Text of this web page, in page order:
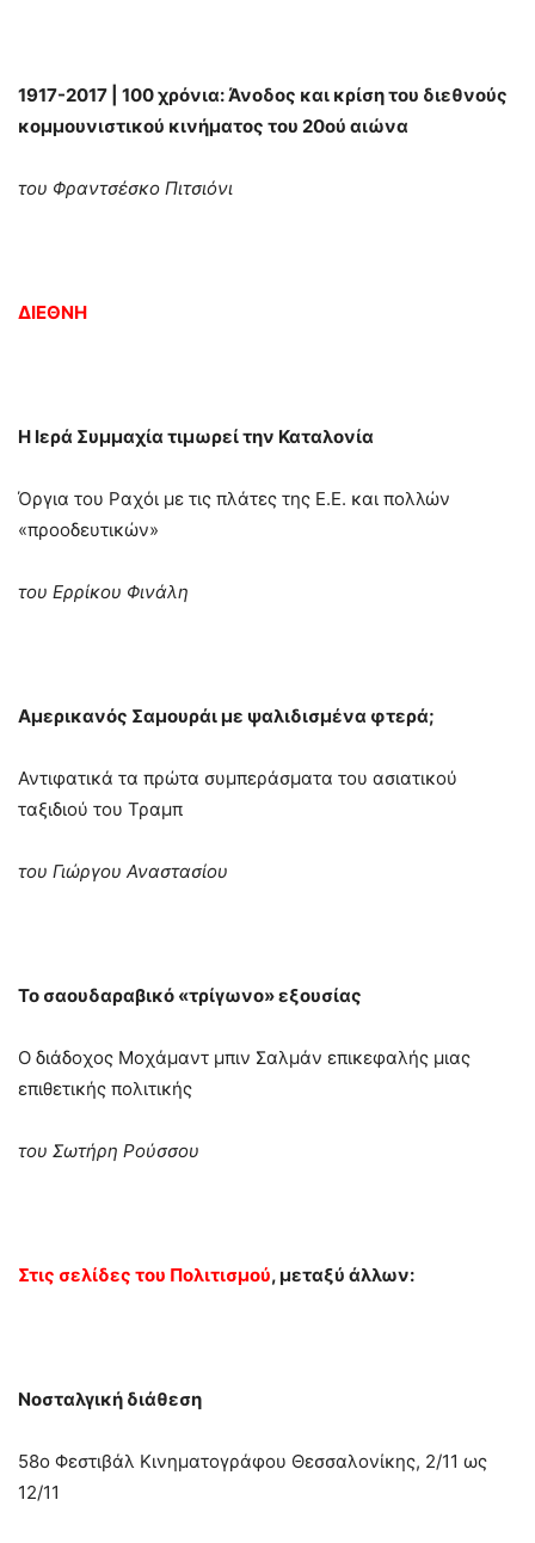
1917-2017 | 100 χρόνια: Άνοδος και κρίση του διεθνούς
κομμουνιστικού κινήματος του 20ού αιώνα
του Φραντσέσκο Πιτσιόνι
ΔΙΕΘΝΗ
Η Ιερά Συμμαχία τιμωρεί την Καταλονία
Όργια του Ραχόι με τις πλάτες της Ε.Ε. και πολλών
«προοδευτικών»
του Ερρίκου Φινάλη
Αμερικανός Σαμουράι με ψαλιδισμένα φτερά;
Αντιφατικά τα πρώτα συμπεράσματα του ασιατικού
ταξιδιού του Τραμπ
του Γιώργου Αναστασίου
Το σαουδαραβικό «τρίγωνο» εξουσίας
Ο διάδοχος Μοχάμαντ μπιν Σαλμάν επικεφαλής μιας
επιθετικής πολιτικής
του Σωτήρη Ρούσσου
Στις σελίδες του Πολιτισμού, μεταξύ άλλων:
Νοσταλγική διάθεση
58ο Φεστιβάλ Κινηματογράφου Θεσσαλονίκης, 2/11 ως
12/11